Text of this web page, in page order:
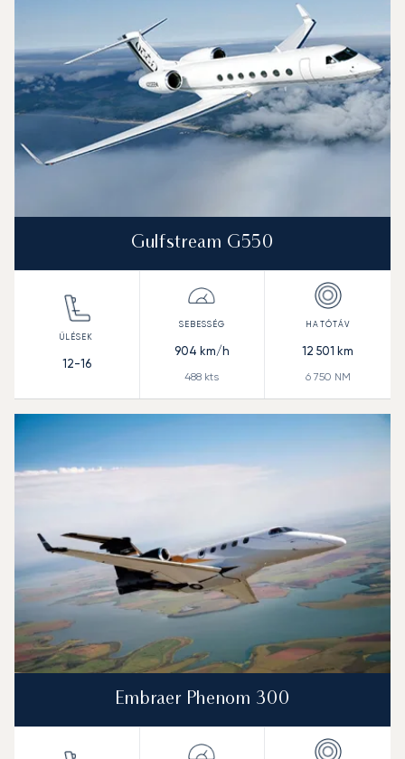
Gulfstream G550
12-16
904 km/h
488 kts
12 501 km
6 750 NM
Embraer Phenom 300